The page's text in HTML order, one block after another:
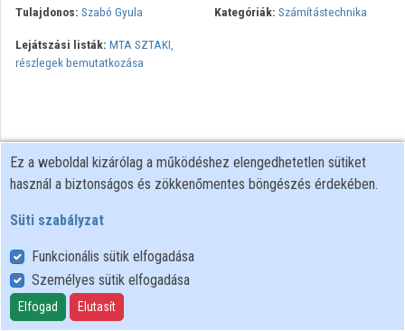
Tulajdonos: Szabó Gyula Kategóriák: Számítástechnika
Lejátszási listák: MTA SZTAKI,
részlegek bemutatkozása
Felhasználói szabályzat
Adatkezelési tájékoztató
Süti szabályzat
Ez a weboldal kizárólag a működéshez elengedhetetlen sütiket
használ a biztonságos és zökkenőmentes böngészés érdekében.
Süti szabályzat
Funkcionális sütik elfogadása
Személyes sütik elfogadása
Elfogad Elutasít